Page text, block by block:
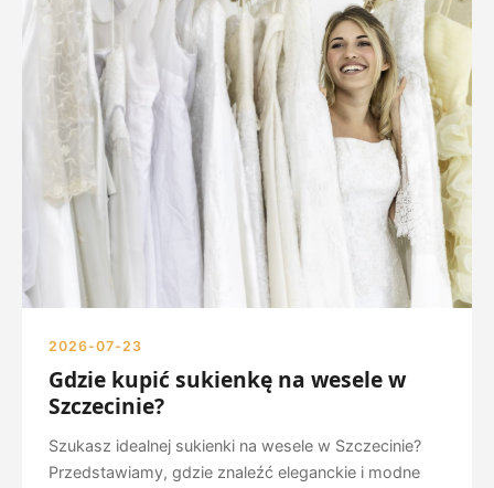
2026-07-23
Gdzie kupić sukienkę na wesele w
Szczecinie?
Szukasz idealnej sukienki na wesele w Szczecinie?
Przedstawiamy, gdzie znaleźć eleganckie i modne